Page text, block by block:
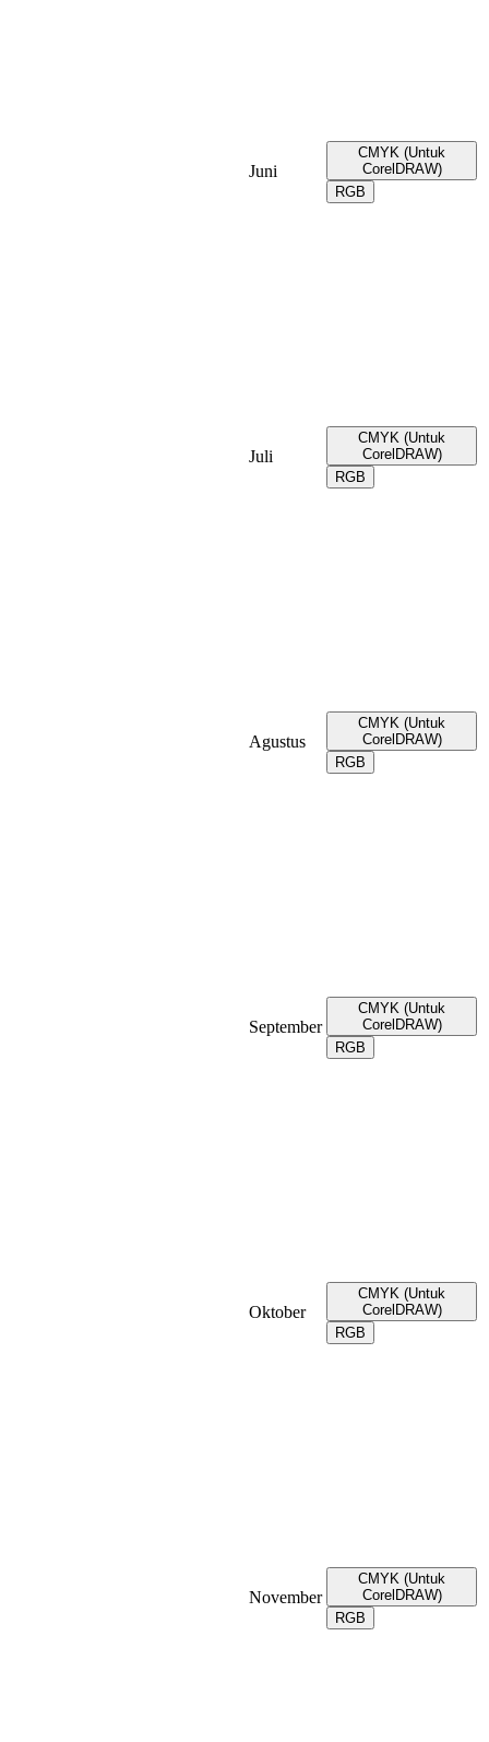
Juni
CMYK (Untuk
CorelDRAW)
RGB
Juli
CMYK (Untuk
CorelDRAW)
RGB
Agustus
CMYK (Untuk
CorelDRAW)
RGB
September
CMYK (Untuk
CorelDRAW)
RGB
Oktober
CMYK (Untuk
CorelDRAW)
RGB
November
CMYK (Untuk
CorelDRAW)
RGB